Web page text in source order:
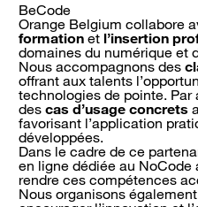
BeCode
Orange Belgium collabore
formationet l’insertion
domaines du numérique et
Nous accompagnons des
offrant aux talents
technologies de pointe.
des cas d’usage concrets
favorisant l’application
développées.
Dans le cadre de ce
en ligne dédiée au NoCode
rendre ces compétences
Nous organisons